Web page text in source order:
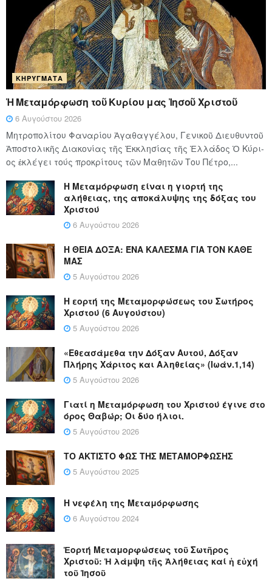
ΚΗΡΎΓΜΑΤΑ
Ἡ Μεταμόρφωση τοῦ Κυρίου μας Ἰησοῦ Χριστοῦ
6 Αυγούστου 2026
Μητροπολίτου Φαναρίου Ἀγαθαγγέλου, Γενικοῦ Διευθυντοῦ
Ἀποστολικῆς Διακονίας τῆς Ἐκκλησίας τῆς Ἑλλάδος Ὁ Κύ­ρι­
ος ἐκλέγει τούς προ­κρί­τους τῶν Μα­θη­τῶν Του Πέ­τρο,...
Η Μεταμόρφωση είναι η γιορτή της
αλήθειας, της αποκάλυψης της δόξας του
Χριστού
6 Αυγούστου 2026
Η ΘΕΙΑ ΔΟΞΑ: ΈΝΑ ΚΑΛΕΣΜΑ ΓΙΑ ΤΟΝ ΚΑΘΕ
ΜΑΣ
5 Αυγούστου 2026
Η εορτή της Μεταμορφώσεως του Σωτήρος
Χριστού (6 Αυγούστου)
5 Αυγούστου 2026
«Εθεασάμεθα την Δόξαν Αυτού, Δόξαν
Πλήρης Χάριτος και Αληθείας» (Ιωάν.1,14)
5 Αυγούστου 2026
Γιατί η Μεταμόρφωση του Χριστού έγινε στο
όρος Θαβώρ; Οι δύο ήλιοι.
5 Αυγούστου 2026
ΤΟ ΑΚΤΙΣΤΟ ΦΩΣ ΤΗΣ ΜΕΤΑΜΟΡΦΩΣΗΣ
5 Αυγούστου 2025
Η νεφέλη της Μεταμόρφωσης
6 Αυγούστου 2024
Ἑορτή Μεταμορφώσεως τοῦ Σωτῆρος
Χριστοῦ: Ἡ λάμψη τῆς Ἀλήθειας καί ἡ εὐχή
τοῦ Ἰησοῦ